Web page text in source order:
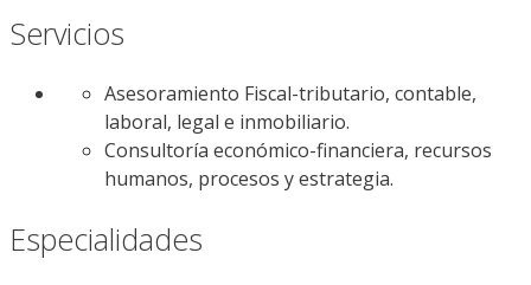
Servicios
Asesoramiento Fiscal-tributario, contable,
laboral, legal e inmobiliario.
Consultoría económico-financiera, recursos
humanos, procesos y estrategia.
Especialidades